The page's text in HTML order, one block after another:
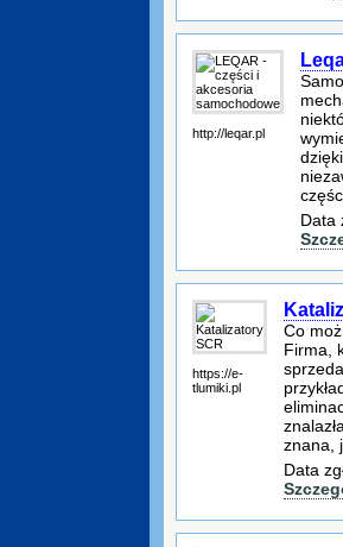
http://leqar.pl
Data
https://e-
tlumiki.pl
Co
Firma,
znana,
Data